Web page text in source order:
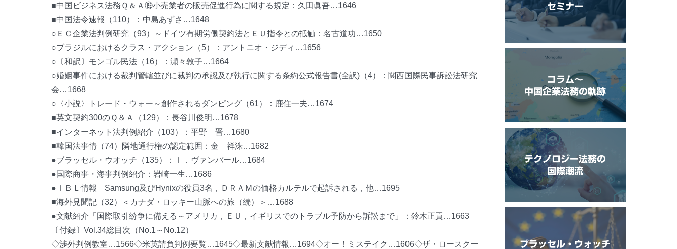
■中国ビジネス法務Ｑ＆Ａ⑲小売業者の販売促進行為に関する規定：久田眞吾…1646
■中国法令速報（110）：中島あずさ…1648
○ＥＣ企業法判例研究（93）～ドイツ有期労働契約法とＥＵ指令との抵触：名古道功…1650
○ブラジルにおけるクラス・アクション（5）：アントニオ・ジディ…1656
○〔和訳〕モンゴル民法（16）：瀬々敦子…1664
○婚姻事件における裁判管轄並びに裁判の承認及び執行に関する条約公式報告書(全訳)（4）：関西国際民事訴訟法研究
会…1668
○〈小説〉トレード・ウォー～創作されるダンピング（61）：鹿住一夫…1674
■英文契約300のＱ＆Ａ（129）：長谷川俊明…1678
■インターネット法判例紹介（103）：平野 晋…1680
■韓国法事情（74）隣地通行権の認定範囲：金 祥洙…1682
●ブラッセル・ウオッチ（135）：Ｉ．ヴァンバール…1684
●国際商事・海事判例紹介：岩崎一生…1686
●ＩＢＬ情報 Samsung及びHynixの役員3名，ＤＲＡＭの価格カルテルで起訴される，他…1695
■海外見聞記（32）＜カナダ・ロッキー山脈への旅（続）＞…1688
●文献紹介「国際取引紛争に備える～アメリカ，ＥＵ，イギリスでのトラブル予防から訴訟まで」：鈴木正貢…1663
〔付録〕Vol.34総目次（No.1～No.12）
◇渉外判例教室…1566◇米英請負判例要覧…1645◇最新文献情報…1694◇オー！ミステイク…1606◇ザ・ロースクー
セミナー
コラム〜
中国企業法務の軌跡
テクノロジー法務の
国際潮流
ブラッセル・ウォッチ